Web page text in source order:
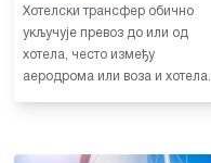
Хотелски трансфер обично
укључује превоз до или од
хотела, често између
аеродрома или воза и хотела.